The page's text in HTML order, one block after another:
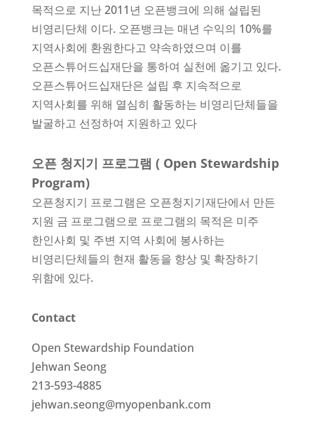
목적으로 지난 2011년 오픈뱅크에 의해 설립된
비영리단체 이다. 오픈뱅크는 매년 수익의 10%를
지역사회에 환원한다고 약속하였으며 이를
오픈스튜어드십재단을 통하여 실천에 옮기고 있다.
오픈스튜어드십재단은 설립 후 지속적으로
지역사회를 위해 열심히 활동하는 비영리단체들을
발굴하고 선정하여 지원하고 있다
오픈 청지기 프로그램 ( Open Stewardship
Program)
오픈청지기 프로그램은 오픈청지기재단에서 만든
지원 금 프로그램으로 프로그램의 목적은 미주
한인사회 및 주변 지역 사회에 봉사하는
비영리단체들의 현재 활동을 향상 및 확장하기
위함에 있다.
Contact
Open Stewardship Foundation
Jehwan Seong
213-593-4885
jehwan.seong@myopenbank.com